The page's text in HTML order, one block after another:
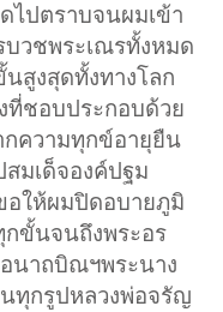
ไปตราบจนผมเข้า
วชพระเณรทั้งหมด
สูงสุดทั้งทางโลก
ที่ชอบประกอบด้วย
ความทุกข์อายุยืน
มเด็จองค์ปฐม
อให้ผมปิดอบายภูมิ
ขั้นจนถึงพระอร
นาถบิณฯพระนาง
ทุกรูปหลวงพ่อจรัญ